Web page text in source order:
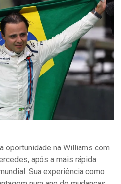
oportunidade na Williams com
após a mais rápida
Sua experiência como